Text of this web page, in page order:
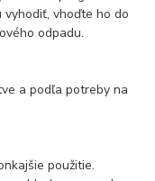
vhoďte ho do
odpadu.
a podľa potreby na
použitie.